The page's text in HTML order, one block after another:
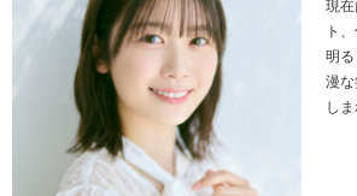
現
ト
明
漫
しま